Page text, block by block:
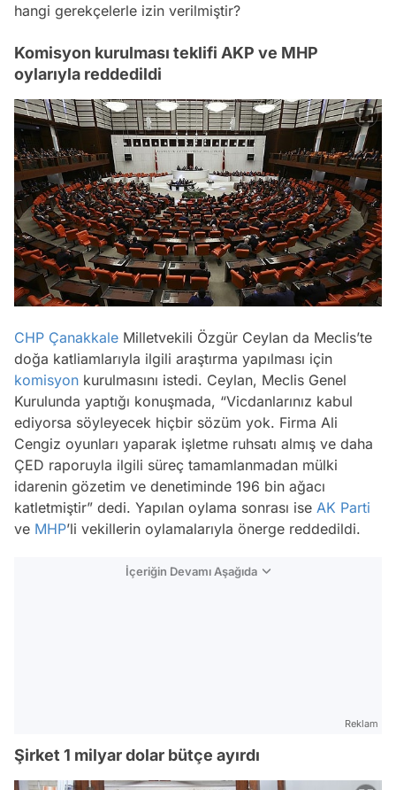
hangi gerekçelerle izin verilmiştir?
Komisyon kurulması teklifi AKP ve MHP
oylarıyla reddedildi
CHP Çanakkale Milletvekili Özgür Ceylan da Meclis’te
doğa katliamlarıyla ilgili araştırma yapılması için
komisyon kurulmasını istedi. Ceylan, Meclis Genel
Kurulunda yaptığı konuşmada, “Vicdanlarınız kabul
ediyorsa söyleyecek hiçbir sözüm yok. Firma Ali
Cengiz oyunları yaparak işletme ruhsatı almış ve daha
ÇED raporuyla ilgili süreç tamamlanmadan mülki
idarenin gözetim ve denetiminde 196 bin ağacı
katletmiştir” dedi. Yapılan oylama sonrası ise AK Parti
ve MHP’li vekillerin oylamalarıyla önerge reddedildi.
İçeriğin Devamı Aşağıda
Reklam
Şirket 1 milyar dolar bütçe ayırdı